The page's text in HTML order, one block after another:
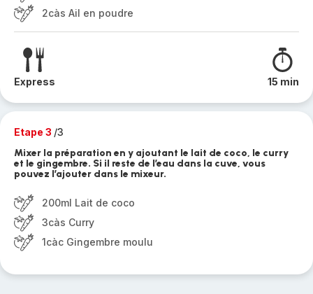
2càs Ail en poudre
Express 15 min
Etape 3 /3
Mixer la préparation en y ajoutant le lait de coco, le curry
et le gingembre. Si il reste de l’eau dans la cuve, vous
pouvez l’ajouter dans le mixeur.
200ml Lait de coco
3càs Curry
1càc Gingembre moulu